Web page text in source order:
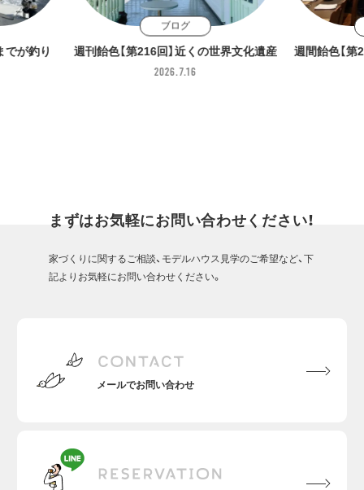
世界文化遺産
ブログ
週間飴色【第215回】しあわせな厄入り
2026.7.7
週刊飴色【
まずはお気軽にお問い合わせください！
家づくりに関するご相談、モデルハウス見学のご希望など、下
記よりお気軽にお問い合わせください。
メールでお問い合わせ